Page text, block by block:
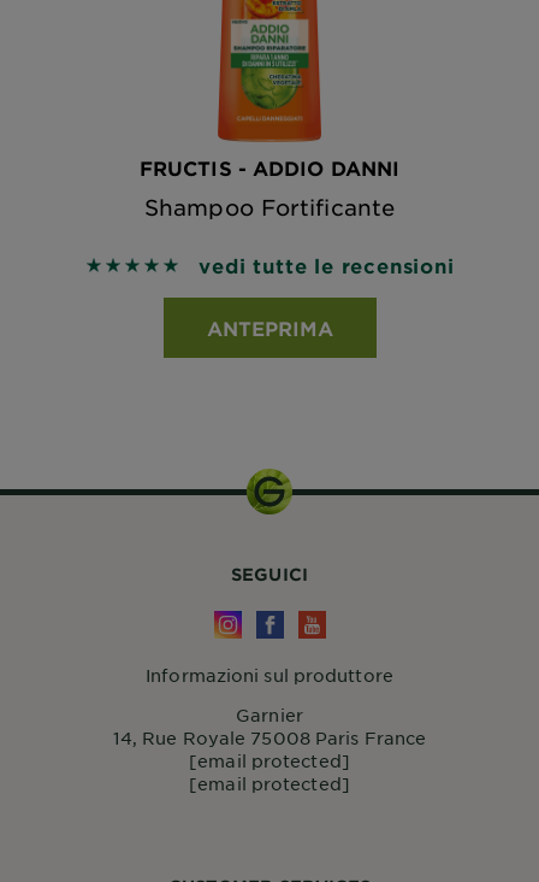
FRUCTIS - ADDIO DANNI
Shampoo Fortificante
5 out of 5 stars based on reviews
vedi tutte le recensioni
ANTEPRIMA
SEGUICI
Informazioni sul produttore
Garnier
14, Rue Royale 75008 Paris France
[email protected]
[email protected]